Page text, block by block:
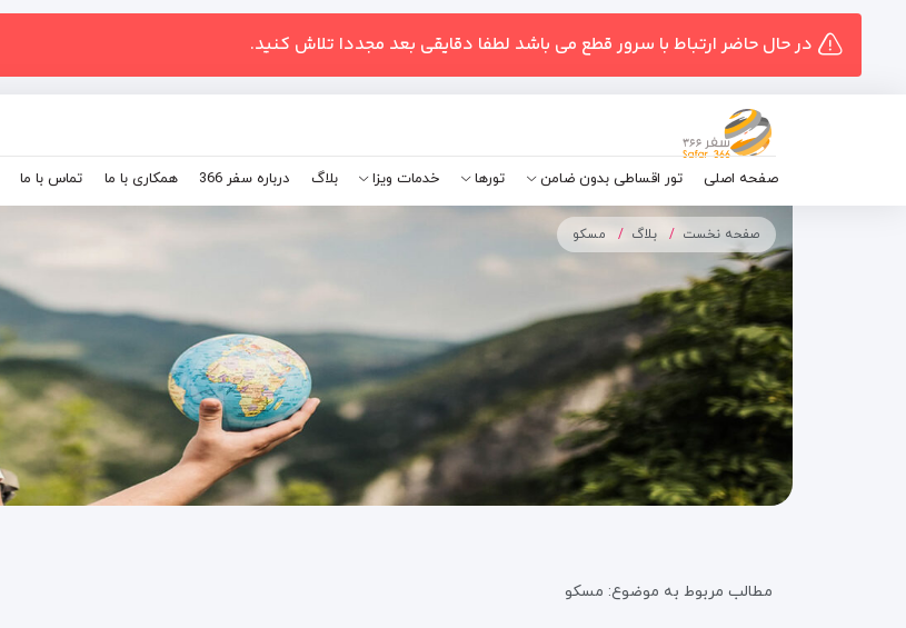
در حال حاضر ارتباط با سرور قطع می باشد لطفا دقایقی بعد مجددا تلاش کنید.
صفحه اصلی تور اقساطی بدون ضامن تورها خدمات ویزا بلاگ درباره سفر 366 همکاری با ما تماس با ما
صفحه نخست بلاگ مسکو
مطالب مربوط به موضوع: مسکو